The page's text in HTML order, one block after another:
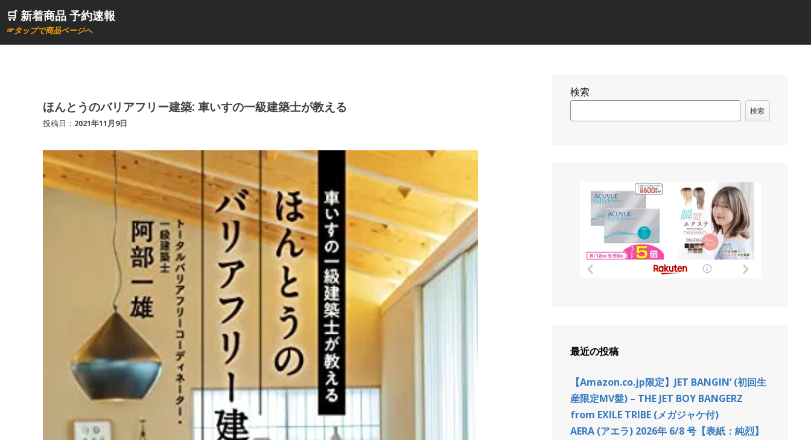
ン🛒 新着商品 予約速報
☞タップで商品ページへ
ほんとうのバリアフリー建築: 車いすの一級建築士が教える
投稿日： 2021年11月9日
検索
検索
最近の投稿
【Amazon.co.jp限定】JET BANGIN’ (初回生
産限定MV盤) – THE JET BOY BANGERZ
from EXILE TRIBE (メガジャケ付)
AERA (アエラ) 2026年 6/8 号【表紙：純烈】